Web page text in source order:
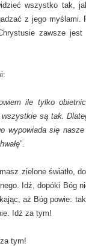
wszystko tak,
z jego myślami.
zawsze jest
ile tylko
wszystkie są tak.
wypowiada się
”.
zielone światło,
Idź, dopóki Bóg
aż Bóg powie:
Idź za tym!
tym!